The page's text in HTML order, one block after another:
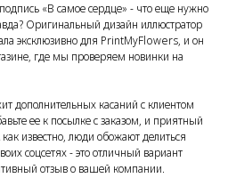
«В самое сердце» - что еще нужно
Оригинальный дизайн иллюстратор
эксклюзивно для PrintMyFlowers, и он
где мы проверяем новинки на
дополнительных касаний с клиентом
ее к посылке с заказом, и приятный
известно, люди обожают делиться
соцсетях - это отличный вариант
отзыв о вашей компании.